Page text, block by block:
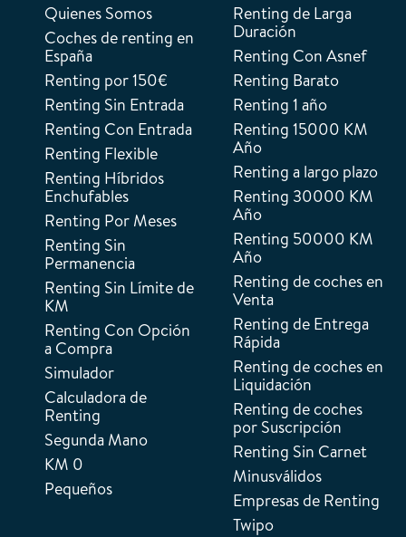
Quienes Somos
Coches de renting en
España
Renting por 150€
Renting Sin Entrada
Renting Con Entrada
Renting Flexible
Renting Híbridos
Enchufables
Renting Por Meses
Renting Sin
Permanencia
Renting Sin Límite de
KM
Renting Con Opción
a Compra
Simulador
Calculadora de
Renting
Segunda Mano
KM 0
Pequeños
Renting de Larga
Duración
Renting Con Asnef
Renting Barato
Renting 1 año
Renting 15000 KM
Año
Renting a largo plazo
Renting 30000 KM
Año
Renting 50000 KM
Año
Renting de coches en
Venta
Renting de Entrega
Rápida
Renting de coches en
Liquidación
Renting de coches
por Suscripción
Renting Sin Carnet
Minusválidos
Empresas de Renting
Twipo